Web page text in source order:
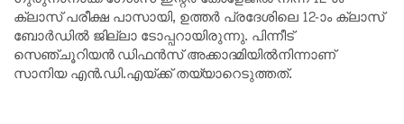
ക്ലാസ് പരീക്ഷ പാസായി, ഉത്തർ പ്രദേശിലെ 12-ാം ക്ലാസ്
ബോർഡിൽ ജില്ലാ ടോപ്പറായിരുന്നു. പിന്നീട്
സെഞ്ചൂറിയൻ ഡിഫൻസ് അക്കാദമിയിൽനിന്നാണ്
സാനിയ എൻ.ഡി.എയ്ക്ക് തയ്യാറെടുത്തത്.